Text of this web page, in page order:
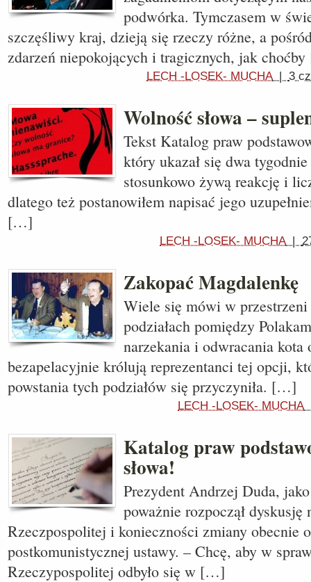
podwórka. Tymczasem w
szczęśliwy kraj, dzieją się rzeczy różne, a
zdarzeń niepokojących i tragicznych, jak
LECH -LOSEK- MUCHA| 3
Wolność słowa –
Tekst Katalog praw
który ukazał się dwa
stosunkowo żywą reakcję i
dlatego też postanowiłem napisać jego
[…]
LECH -LOSEK- MUCHA|
Zakopać Magdalenkę
Wiele się mówi w
podziałach pomiędzy
narzekania i odwracania kota
bezapelacyjnie królują reprezentanci tej opcji,
powstania tych podziałów się przyczyniła. […]
LECH -LOSEK- MUCHA
Katalog praw
słowa!
Prezydent Andrzej Duda,
poważnie rozpoczął
Rzeczpospolitej i konieczności zmiany obecnie
postkomunistycznej ustawy. – Chcę, aby w
Rzeczypospolitej odbyło się w […]